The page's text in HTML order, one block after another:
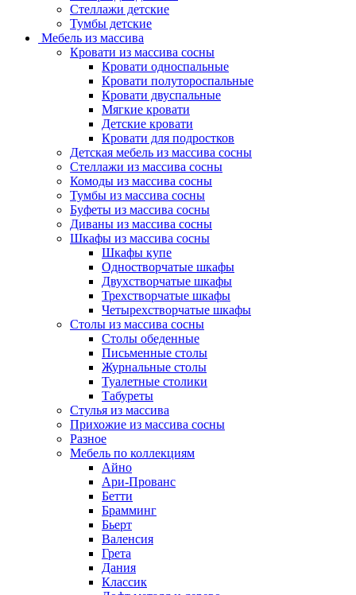
Стеллажи детские
Тумбы детские
Мебель из массива
Кровати из массива сосны
Кровати односпальные
Кровати полутороспальные
Кровати двуспальные
Мягкие кровати
Детские кровати
Кровати для подростков
Детская мебель из массива сосны
Стеллажи из массива сосны
Комоды из массива сосны
Тумбы из массива сосны
Буфеты из массива сосны
Диваны из массива сосны
Шкафы из массива сосны
Шкафы купе
Одностворчатые шкафы
Двухстворчатые шкафы
Трехстворчатые шкафы
Четырехстворчатые шкафы
Столы из массива сосны
Столы обеденные
Письменные столы
Журнальные столы
Туалетные столики
Табуреты
Стулья из массива
Прихожие из массива сосны
Разное
Мебель по коллекциям
Айно
Ари-Прованс
Бетти
Брамминг
Бьерт
Валенсия
Грета
Дания
Классик